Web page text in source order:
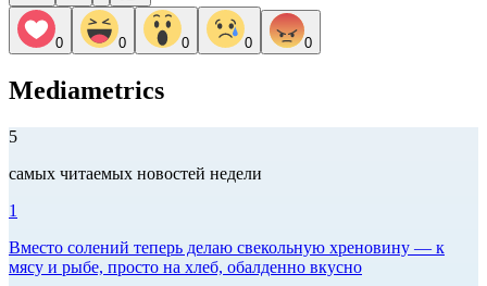
0 0 0 0 0
Mediametrics
5
самых читаемых новостей недели
1
Вместо солений теперь делаю свекольную хреновину — к
мясу и рыбе, просто на хлеб, обалденно вкусно